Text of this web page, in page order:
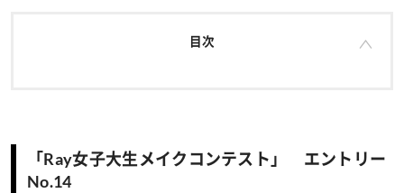
目次
「Ray女子大生メイクコンテスト」 エントリー
No.14